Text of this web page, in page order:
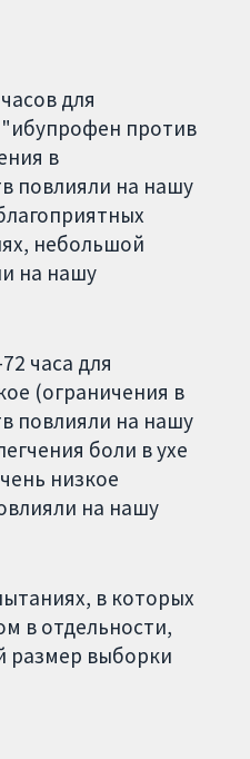
для
против
в
повлияли на нашу
небольшой
на нашу
часа для
(ограничения в
повлияли на нашу
боли в ухе
низкое
на нашу
в которых
в отдельности,
размер выборки